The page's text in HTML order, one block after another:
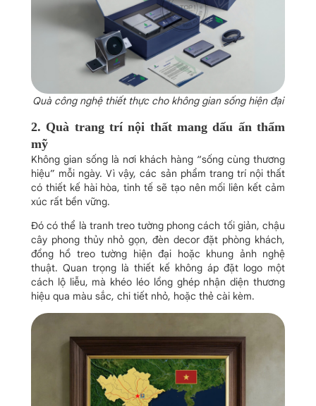
Quà công nghệ thiết thực cho không gian sống hiện đại
2. Quà trang trí nội thất mang dấu ấn thẩm
mỹ
Không gian sống là nơi khách hàng “sống cùng thương
hiệu” mỗi ngày. Vì vậy, các sản phẩm trang trí nội thất
có thiết kế hài hòa, tinh tế sẽ tạo nên mối liên kết cảm
xúc rất bền vững.
Đó có thể là tranh treo tường phong cách tối giản, chậu
cây phong thủy nhỏ gọn, đèn decor đặt phòng khách,
đồng hồ treo tường hiện đại hoặc khung ảnh nghệ
thuật. Quan trọng là thiết kế không áp đặt logo một
cách lộ liễu, mà khéo léo lồng ghép nhận diện thương
hiệu qua màu sắc, chi tiết nhỏ, hoặc thẻ cài kèm.